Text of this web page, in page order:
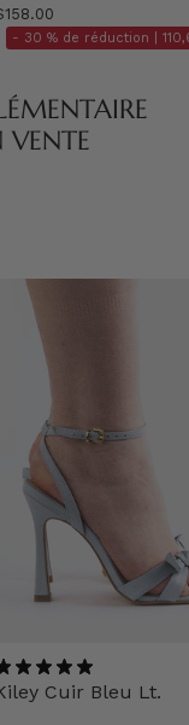
- 30 % de réduction |
VENTE
Cuir Bleu Lt.